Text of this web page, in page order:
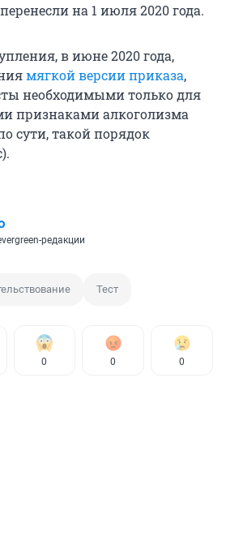
на 1 июля 2020 года.
в июне 2020 года,
мягкой версии приказа,
необходимыми только для
признаками алкоголизма
сути, такой порядок
редакции
Тест
0 0 0